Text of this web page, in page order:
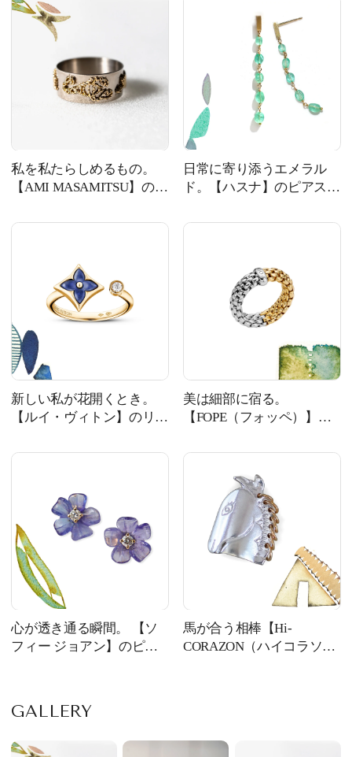
私を私たらしめるもの。
【AMI MASAMITSU】のビ
日常に寄り添うエメラル
ド。【ハスナ】のピアス
新しい私が花開くとき。
【ルイ・ヴィトン】のリン
美は細部に宿る。
【FOPE（フォッペ）】の
心が透き通る瞬間。 【ソ
フィー ジョアン】のピア
馬が合う相棒【Hi-
CORAZON（ハイコラソ
GALLERY